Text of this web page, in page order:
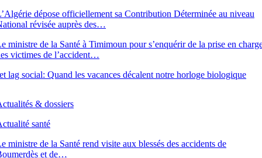
dépose officiellement sa Contribution Déterminée au niveau
révisée auprès des…
ministre de la Santé à Timimoun pour s’enquérir de la prise en
victimes de l’accident…
lag social: Quand les vacances décalent notre horloge biologique
& dossiers
santé
ministre de la Santé rend visite aux blessés des accidents de
et de…